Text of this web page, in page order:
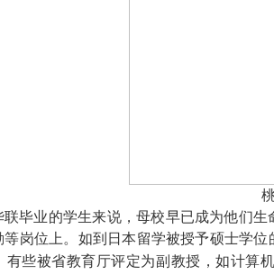
联毕业的学生来说，母校早已成为他们
等岗位上。如到日本留学被授予硕士学位
有些被省教育厅评定为副教授，如计算